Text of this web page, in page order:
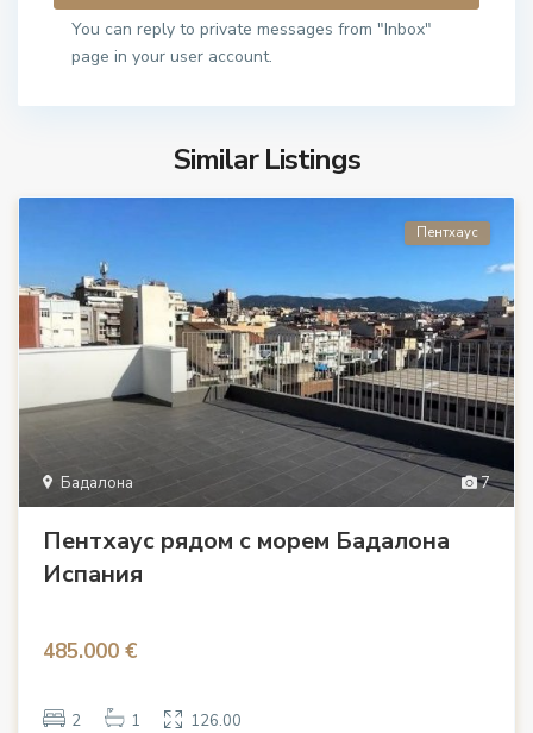
You can reply to private messages from "Inbox"
page in your user account.
Similar Listings
7
Бадалона
Пентхаус
Пентхаус рядом с морем Бадалона
Испания
485.000 €
2 1 126.00